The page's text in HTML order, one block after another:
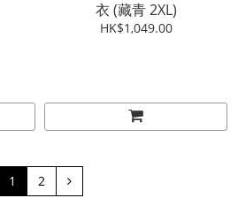
衣 (藏青 2XL)
HK$1,049.00
1 2